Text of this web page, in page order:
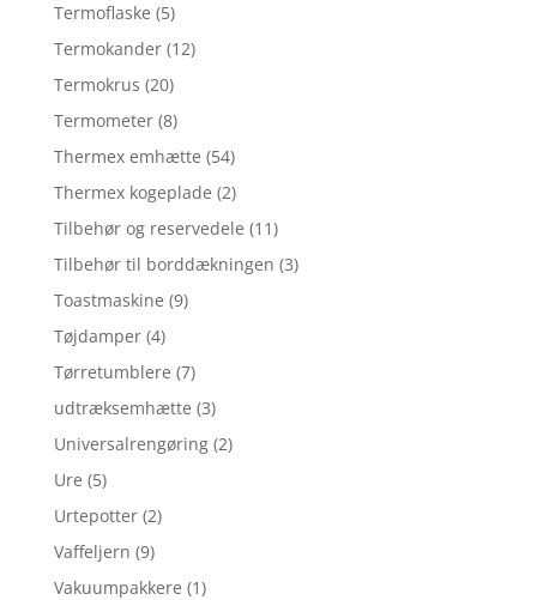
Termoflaske (5)
Termokander (12)
Termokrus (20)
Termometer (8)
Thermex emhætte (54)
Thermex kogeplade (2)
Tilbehør og reservedele (11)
Tilbehør til borddækningen (3)
Toastmaskine (9)
Tøjdamper (4)
Tørretumblere (7)
udtræksemhætte (3)
Universalrengøring (2)
Ure (5)
Urtepotter (2)
Vaffeljern (9)
Vakuumpakkere (1)